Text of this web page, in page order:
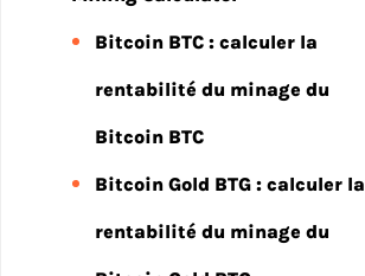
Bitcoin BTC : calculer la
rentabilité du minage du
Bitcoin BTC
Bitcoin Gold BTG : calculer la
rentabilité du minage du